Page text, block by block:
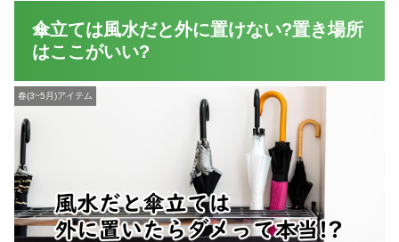
傘立ては風水だと外に置けない?置き場所
はここがいい?
春(3~5月)アイテム